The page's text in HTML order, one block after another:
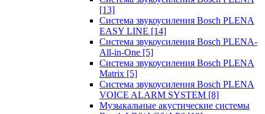
[13]
Система звукоусиления Bosch PLENA
EASY LINE [14]
Система звукоусиления Bosch PLENA-
All-in-One [5]
Система звукоусиления Bosch PLENA
Matrix [5]
Система звукоусиления Bosch PLENA
VOICE ALARM SYSTEM [8]
Музыкальные акустические системы